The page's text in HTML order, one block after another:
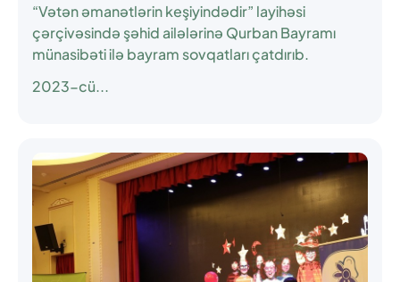
“Vətən əmanətlərin keşiyindədir” layihəsi
çərçivəsində şəhid ailələrinə Qurban Bayramı
münasibəti ilə bayram sovqatları çatdırıb.
2023-cü...